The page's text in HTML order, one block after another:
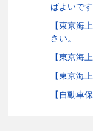
ばよいで
【東京海
さい。
【東京海
【東京海
【自動車